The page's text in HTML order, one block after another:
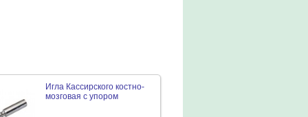
Игла Кассирского костно-
мозговая с упором